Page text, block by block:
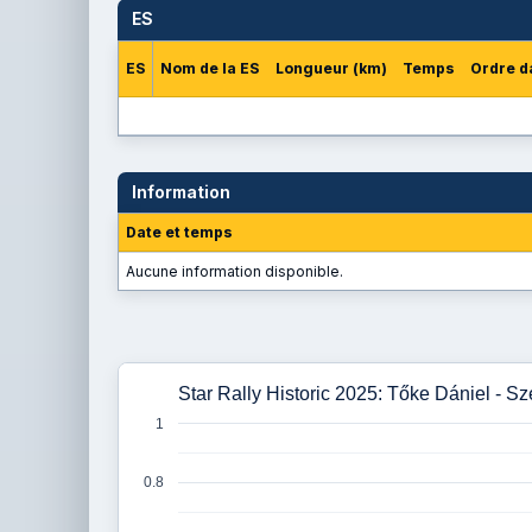
ES
ES Nom de la ES Longueur (km) Temps Ordre
Information
Date et temps
Aucune information disponible.
Star Rally Historic 2025: Tőke Dániel -
0.8
1